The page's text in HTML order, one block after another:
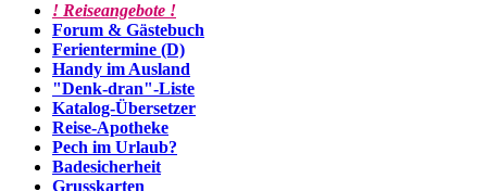
! Reiseangebote !
Forum & Gästebuch
Ferientermine (D)
Handy im Ausland
"Denk-dran"-Liste
Katalog-Übersetzer
Reise-Apotheke
Pech im Urlaub?
Badesicherheit
Grusskarten